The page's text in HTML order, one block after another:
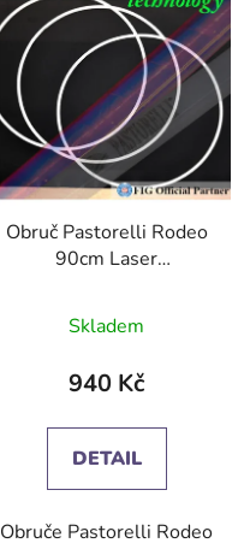
Obruč Pastorelli Rodeo
90cm Laser
Skladem
940 Kč
DETAIL
Obruče Pastorelli Rodeo